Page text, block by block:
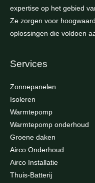
expertise op het gebied
Ze zorgen voor
oplossingen die voldoen
Services
Zonnepanelen
Isoleren
Warmtepomp
Warmtepomp onderhoud
Groene daken
Airco Onderhoud
Airco Installatie
Thuis-Batterij